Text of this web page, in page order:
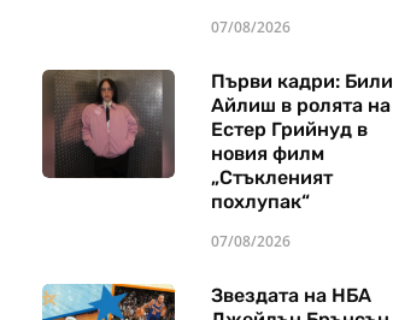
07/08/2026
Първи кадри: Били
Айлиш в ролята на
Естер Грийнуд в
новия филм
„Стъкленият
похлупак“
07/08/2026
Звездата на НБА